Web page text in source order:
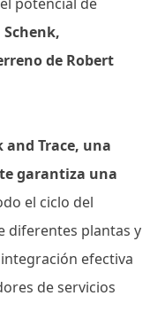
de Robert
and Trace, una
garantiza una
el ciclo del
diferentes plantas y
efectiva
de servicios